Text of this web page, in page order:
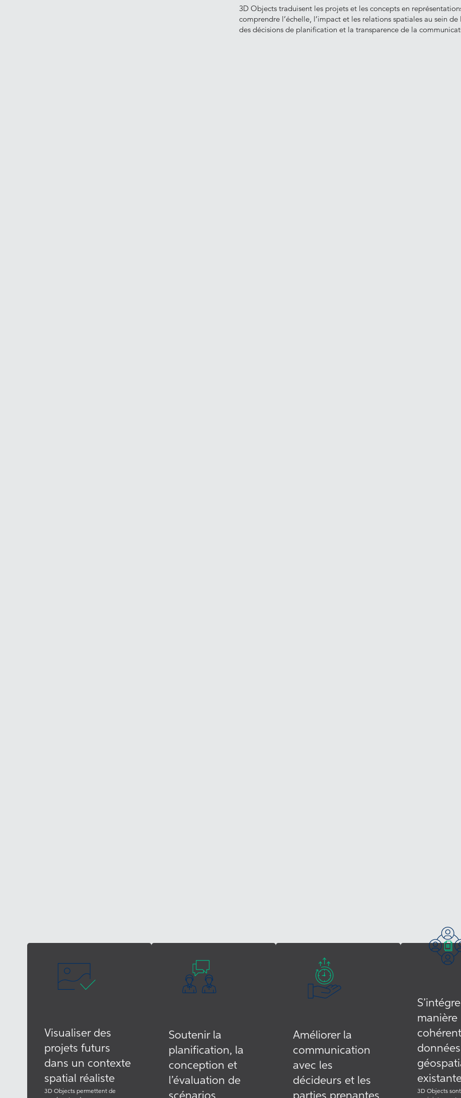
3D Objects traduisent les projets et les concepts en
comprendre l’échelle, l’impact et les relations spatiales au sein
des décisions de planification et la transparence de la
Visualiser des
projets futurs
dans un contexte
spatial réaliste
3D Objects permettent de
Soutenir la
planification, la
conception et
l’évaluation de
scénarios
Améliorer la
communication
avec les
décideurs et les
parties prenantes
manière
données
3D Objects